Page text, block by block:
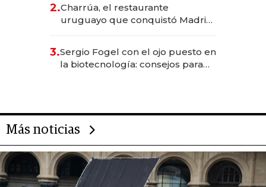
millones
2.Charrúa, el restaurante
uruguayo que conquistó Madrid:
anticipación y prepara apertura
3.Sergio Fogel con el ojo puesto en
la biotecnología: consejos para
Más noticias